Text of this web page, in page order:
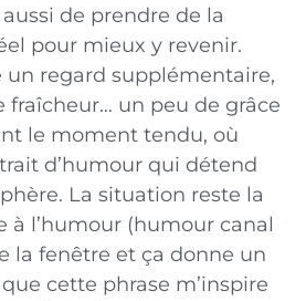
de prendre de la
pour mieux y revenir.
un regard supplémentaire,
fraîcheur… un peu de grâce
le moment tendu, où
d’humour qui détend
La situation reste la
à l’humour (humour canal
la fenêtre et ça donne un
cette phrase m’inspire